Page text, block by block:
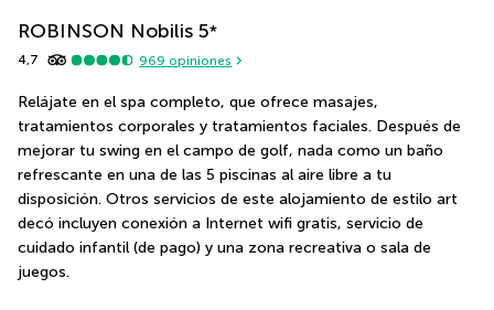
ROBINSON Nobilis 5*
4,7 969 opiniones
Relájate en el spa completo, que ofrece masajes,
tratamientos corporales y tratamientos faciales. Después de
mejorar tu swing en el campo de golf, nada como un baño
refrescante en una de las 5 piscinas al aire libre a tu
disposición. Otros servicios de este alojamiento de estilo art
decó incluyen conexión a Internet wifi gratis, servicio de
cuidado infantil (de pago) y una zona recreativa o sala de
juegos.